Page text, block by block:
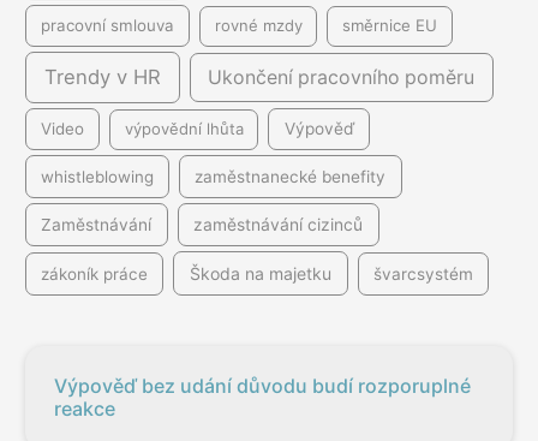
pracovní smlouva rovné mzdy směrnice EU
Trendy v HR Ukončení pracovního poměru
Video výpovědní lhůta Výpověď
whistleblowing zaměstnanecké benefity
Zaměstnávání zaměstnávání cizinců
zákoník práce Škoda na majetku švarcsystém
Výpověď bez udání důvodu budí rozporuplné
reakce